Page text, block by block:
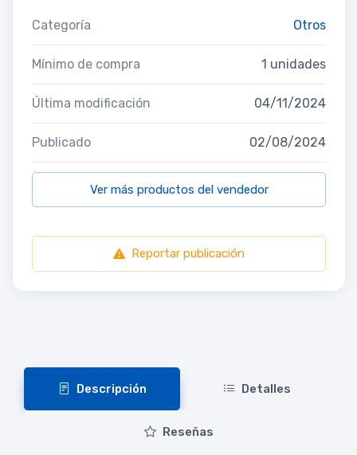
Categoría Otros
Mínimo de compra 1 unidades
Última modificación 04/11/2024
Publicado 02/08/2024
Ver más productos del vendedor
Reportar publicación
Descripción Detalles
Reseñas